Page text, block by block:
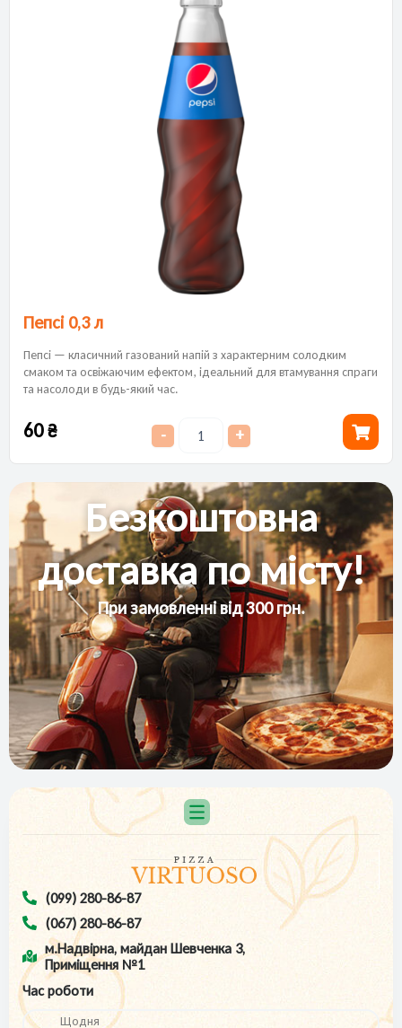
Пепсі 0,3 л
Пепсі — класичний газований напій з характерним солодким
смаком та освіжаючим ефектом, ідеальний для втамування спраги
та насолоди в будь-який час.
60₴ - +
Безкоштовна
доставка по місту!
При замовленні від 300 грн.
(099) 280-86-87
(067) 280-86-87
м.Надвірна, майдан Шевченка 3,
Приміщення №1
Час роботи
Щодня